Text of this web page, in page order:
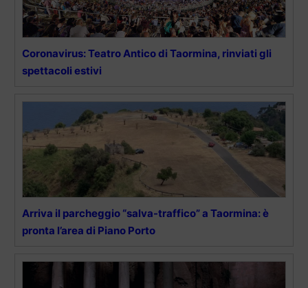
Coronavirus: Teatro Antico di Taormina, rinviati gli
spettacoli estivi
Arriva il parcheggio “salva-traffico” a Taormina: è
pronta l’area di Piano Porto